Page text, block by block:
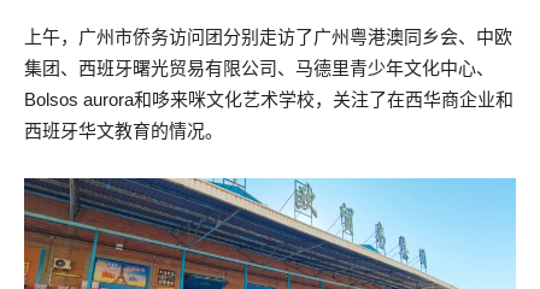
上午，广州市侨务访问团分别走访了广州粤港澳同乡会、中欧
集团、西班牙曙光贸易有限公司、马德里青少年文化中心、
Bolsos aurora和哆来咪文化艺术学校，关注了在西华商企业和
西班牙华文教育的情况。